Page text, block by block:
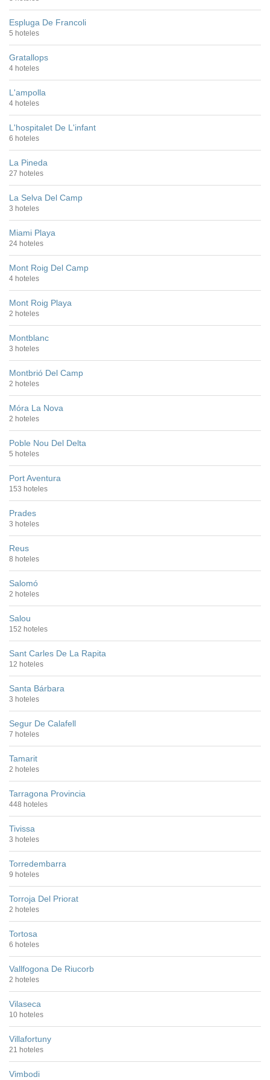
Espluga De Francoli
5 hoteles
Gratallops
4 hoteles
L'ampolla
4 hoteles
L'hospitalet De L'infant
6 hoteles
La Pineda
27 hoteles
La Selva Del Camp
3 hoteles
Miami Playa
24 hoteles
Mont Roig Del Camp
4 hoteles
Mont Roig Playa
2 hoteles
Montblanc
3 hoteles
Montbrió Del Camp
2 hoteles
Móra La Nova
2 hoteles
Poble Nou Del Delta
5 hoteles
Port Aventura
153 hoteles
Prades
3 hoteles
Reus
8 hoteles
Salomó
2 hoteles
Salou
152 hoteles
Sant Carles De La Rapita
12 hoteles
Santa Bárbara
3 hoteles
Segur De Calafell
7 hoteles
Tamarit
2 hoteles
Tarragona Provincia
448 hoteles
Tivissa
3 hoteles
Torredembarra
9 hoteles
Torroja Del Priorat
2 hoteles
Tortosa
6 hoteles
Vallfogona De Riucorb
2 hoteles
Vilaseca
10 hoteles
Villafortuny
21 hoteles
Vimbodi